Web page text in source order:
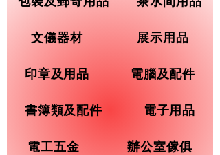
文儀器材 展示用品
印章及用品 電腦及配件
書簿類及配件 電子用品
電工五金 辦公室傢俱